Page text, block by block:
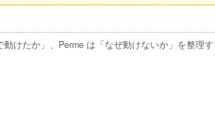
けたか」、Perme は「なぜ動けないか」を整理